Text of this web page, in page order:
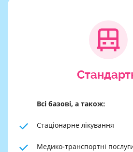
Всі базові, а також:
Стаціонарне лікування
Медико-транспортні